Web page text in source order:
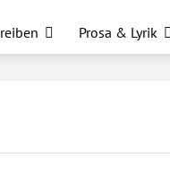
Prosa & Lyrik